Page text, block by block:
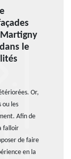
le
Or,
ou les
Afin de
falloir
de faire
en la